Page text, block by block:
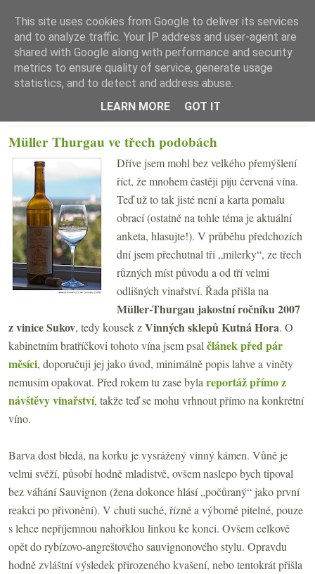
☰ Menu
Müller Thurgau ve třech podobách
Dříve jsem mohl bez velkého přemýšlení
říct, že mnohem častěji piju červená vína.
Teď už to tak jisté není a karta pomalu
obrací (ostatně na tohle téma je aktuální
anketa, hlasujte!). V průběhu předchozích
dní jsem přechutnal tři „milerky“, ze třech
různých míst původu a od tří velmi
odlišných vinařství. Řada přišla na
Müller-Thurgau jakostní ročníku 2007
z vinice Sukov, tedy kousek zVinných sklepů Kutná Hora. O
kabinetním bratříčkovi tohoto vína jsem psal článek před pár
měsíci, doporučuji jej jako úvod, minimálně popis lahve a viněty
nemusím opakovat. Před rokem tu zase byla reportáž přímo z
návštěvy vinařství, takže teď se mohu vrhnout přímo na konkrétní
víno.
Barva dost bledá, na korku je vysrážený vinný kámen. Vůně je
velmi svěží, působí hodně mladistvě, ovšem naslepo bych tipoval
bez váhání Sauvignon (žena dokonce hlásí „počůraný“ jako první
reakci po přivonění). V chuti suché, řízné a výborně pitelné, pouze
s lehce nepříjemnou nahořklou linkou ke konci. Ovšem celkově
opět do rybízovo-angreštového sauvignonového stylu. Opravdu
hodně zvláštní výsledek přirozeného kvašení, nebo tentokrát přišla
This site uses cookies from Google to deliver its services
and to analyze traffic. Your IP address and user-agent are
shared with Google along with performance and security
metrics to ensure quality of service, generate usage
statistics, and to detect and address abuse.
LEARN MORE
GOT IT